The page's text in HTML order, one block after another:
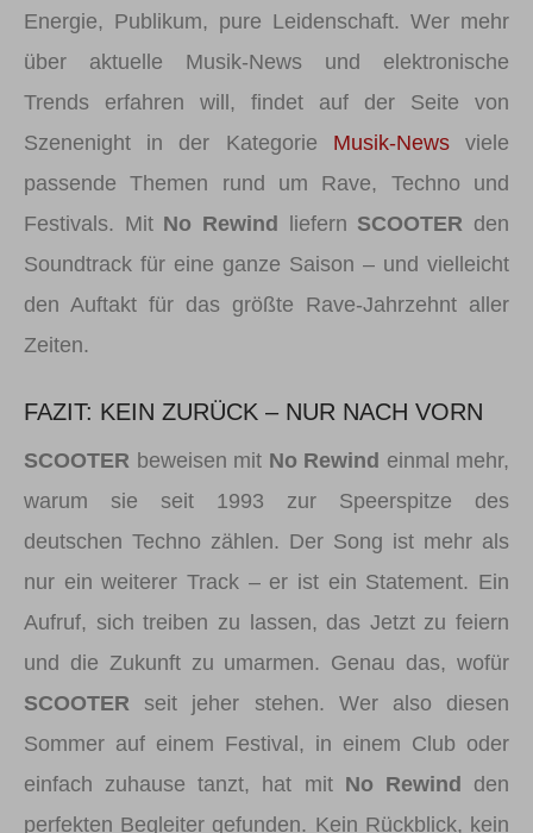
Energie, Publikum, pure Leidenschaft. Wer mehr
über aktuelle Musik-News und elektronische
Trends erfahren will, findet auf der Seite von
Szenenight in der Kategorie Musik-Newsviele
passende Themen rund um Rave, Techno und
Festivals. Mit No Rewind liefern SCOOTER den
Soundtrack für eine ganze Saison – und vielleicht
den Auftakt für das größte Rave-Jahrzehnt aller
Zeiten.
FAZIT: KEIN ZURÜCK – NUR NACH VORN
SCOOTER beweisen mit No Rewind einmal mehr,
warum sie seit 1993 zur Speerspitze des
deutschen Techno zählen. Der Song ist mehr als
nur ein weiterer Track – er ist ein Statement. Ein
Aufruf, sich treiben zu lassen, das Jetzt zu feiern
und die Zukunft zu umarmen. Genau das, wofür
SCOOTER seit jeher stehen. Wer also diesen
Sommer auf einem Festival, in einem Club oder
einfach zuhause tanzt, hat mit No Rewind
den
perfekten Begleiter gefunden. Kein Rückblick, kein